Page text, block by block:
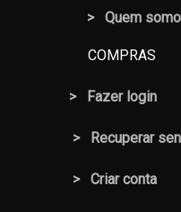
> Quem
COMPRAS
> Fazer login
> Recuperar
> Criar conta